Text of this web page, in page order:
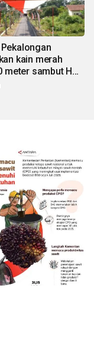
kain merah
meter sambut HUT